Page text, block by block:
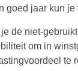
goed jaar kun
de niet-
om in
te